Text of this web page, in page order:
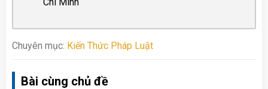
Chuyên mục: Kiến Thức Pháp Luật
Bài cùng chủ đề